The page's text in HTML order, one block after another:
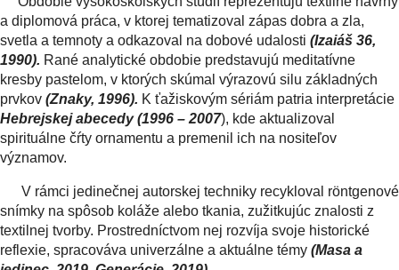
a diplomová práca, v ktorej tematizoval zápas dobra a zla,
svetla a temnoty a odkazoval na dobové udalosti (Izaiáš 36,
1990). Rané analytické obdobie predstavujú meditatívne
kresby pastelom, v ktorých skúmal výrazovú silu základných
prvkov (Znaky, 1996). K ťažiskovým sériám patria interpretácie
Hebrejskej abecedy (1996 – 2007), kde aktualizoval
spirituálne čŕty ornamentu a premenil ich na nositeľov
významov.
V rámci jedinečnej autorskej techniky recykloval röntgenové
snímky na spôsob koláže alebo tkania, zužitkujúc znalosti z
textilnej tvorby. Prostredníctvom nej rozvíja svoje historické
reflexie, spracováva univerzálne a aktuálne témy (Masa a